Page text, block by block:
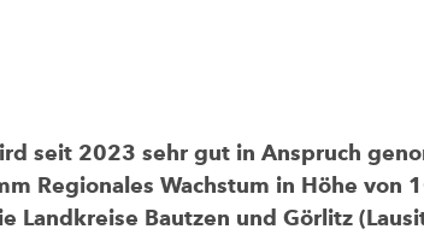
seit 2023 sehr gut in Anspruch
Regionales Wachstum in Höhe
Landkreise Bautzen und Görlitz